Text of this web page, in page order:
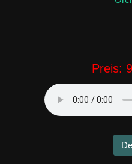
Preis: